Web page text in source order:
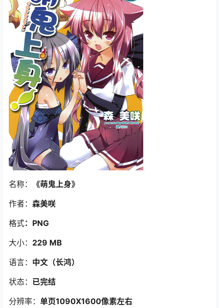
名称：
《萌鬼上身》
作者： 森美咲
格式：PNG
大小： 229 MB
语言： 中文（长鸿）
状态： 已完结
分辨率： 单页1090X1600像素左右